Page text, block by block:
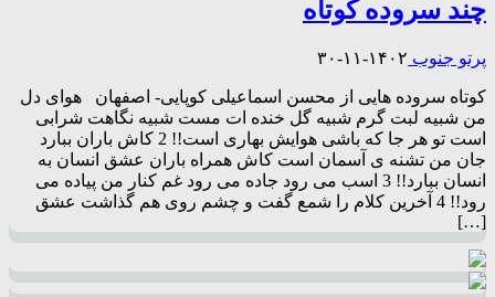
چند سروده کوتاه
پرتو جنوب ۱۴۰۲-۱۱-۳۰
کوتاه سروده هایی از محسن اسماعیلی کوپایی- اصفهان هوای دل
من شبیه لبت گرم شبیه گل خنده ات مست شبیه نگاهت شرابی
است تو هر جا که باشی هوایش بهاری است!! 2 کاش باران ببارد
جان من تشنه ی آسمان است کاش همراه باران عشق انسان به
انسان ببارد!! 3 اسب می رود جاده می رود غم کنار من پیاده می
رود!! 4 آخرین کلام را شمع گفت و چشم روی هم گذاشت عشق
[…]